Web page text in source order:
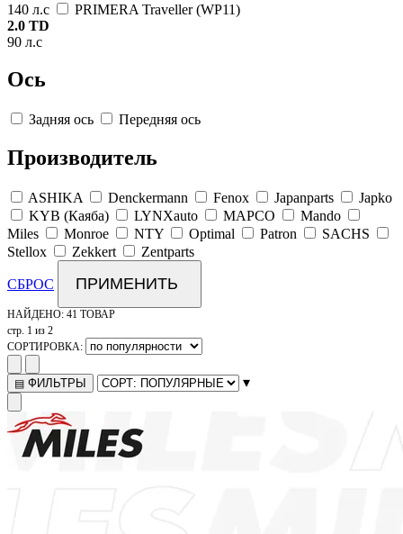
140 л.с
PRIMERA Traveller (WP11)
2.0 TD
90 л.с
Ось
Задняя ось Передняя ось
Производитель
ASHIKA Denckermann Fenox Japanparts
Japko
KYB (Каяба)
LYNXauto MAPCO
Mando
Miles
Monroe NTY Optimal Patron
SACHS
Stellox
Zekkert Zentparts
СБРОС ПРИМЕНИТЬ
НАЙДЕНО: 41 ТОВАР
стр. 1 из 2
СОРТИРОВКА:
▤ ФИЛЬТРЫ ▾